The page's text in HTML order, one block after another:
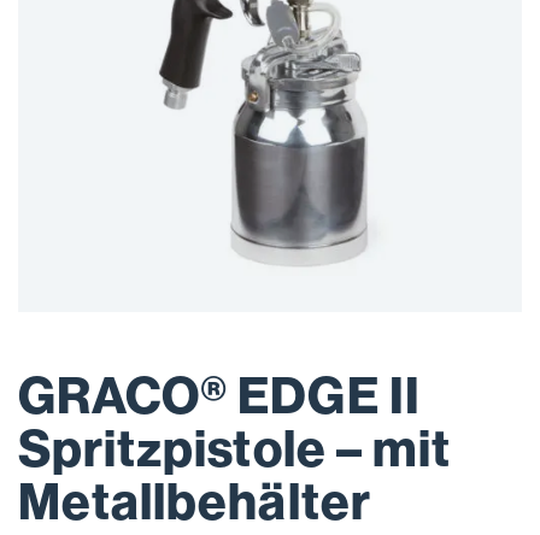
GRACO® EDGE II
Spritzpistole – mit
Metallbehälter